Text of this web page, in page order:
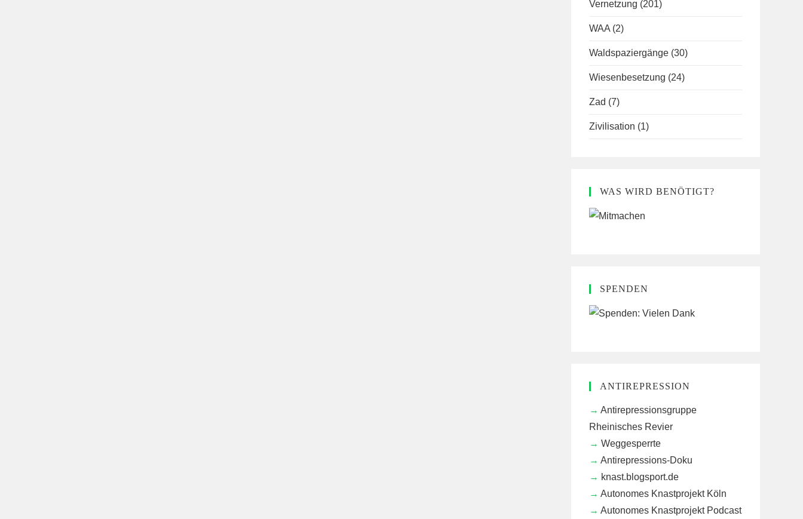
Vernetzung (201)
WAA (2)
Waldspaziergänge (30)
Wiesenbesetzung (24)
Zad (7)
Zivilisation (1)
WAS WIRD BENÖTIGT?
SPENDEN
ANTIREPRESSION
Antirepressionsgruppe
Rheinisches Revier
Weggesperrte
Antirepressions-Doku
knast.blogsport.de
Autonomes Knastprojekt Köln
Autonomes Knastprojekt Podcast